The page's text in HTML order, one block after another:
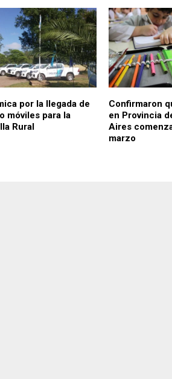
por la llegada de
móviles para la
Rural
Confirmaron
en Provincia
Aires
marzo